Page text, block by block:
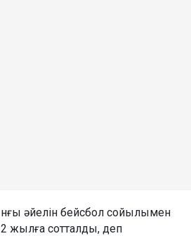
әйелін бейсбол сойылымен
жылға сотталды, деп